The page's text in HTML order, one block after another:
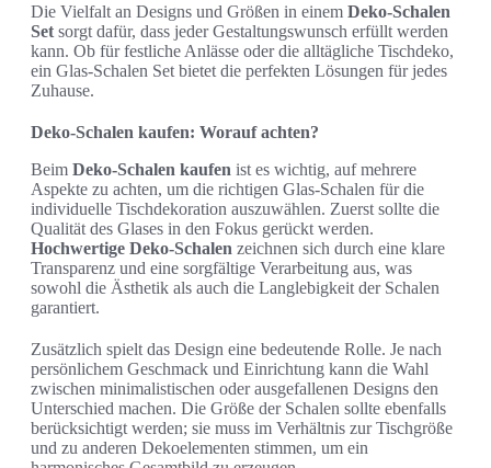
Die Vielfalt an Designs und Größen in einem Deko-Schalen
Set sorgt dafür, dass jeder Gestaltungswunsch erfüllt werden
kann. Ob für festliche Anlässe oder die alltägliche Tischdeko,
ein Glas-Schalen Set bietet die perfekten Lösungen für jedes
Zuhause.
Deko-Schalen kaufen: Worauf achten?
Beim Deko-Schalen kaufen ist es wichtig, auf mehrere
Aspekte zu achten, um die richtigen Glas-Schalen für die
individuelle Tischdekoration auszuwählen. Zuerst sollte die
Qualität des Glases in den Fokus gerückt werden.
Hochwertige Deko-Schalen zeichnen sich durch eine klare
Transparenz und eine sorgfältige Verarbeitung aus, was
sowohl die Ästhetik als auch die Langlebigkeit der Schalen
garantiert.
Zusätzlich spielt das Design eine bedeutende Rolle. Je nach
persönlichem Geschmack und Einrichtung kann die Wahl
zwischen minimalistischen oder ausgefallenen Designs den
Unterschied machen. Die Größe der Schalen sollte ebenfalls
berücksichtigt werden; sie muss im Verhältnis zur Tischgröße
und zu anderen Dekoelementen stimmen, um ein